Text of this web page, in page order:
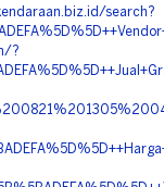
search?
?